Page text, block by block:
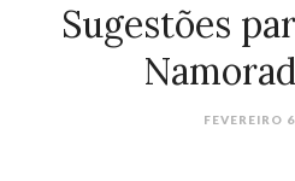
Sugestões
FEVEREIRO